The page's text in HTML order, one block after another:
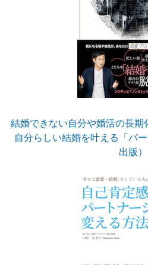
結婚できない自分や婚活の長期
自分らしい結婚を叶える「パ
出版）